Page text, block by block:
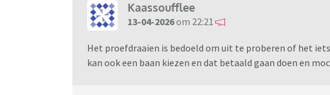
Kaassoufflee
13-04-2026om 22:21
Het proefdraaien is bedoeld om uit te proberen of het
kan ook een baan kiezen en dat betaald gaan doen en